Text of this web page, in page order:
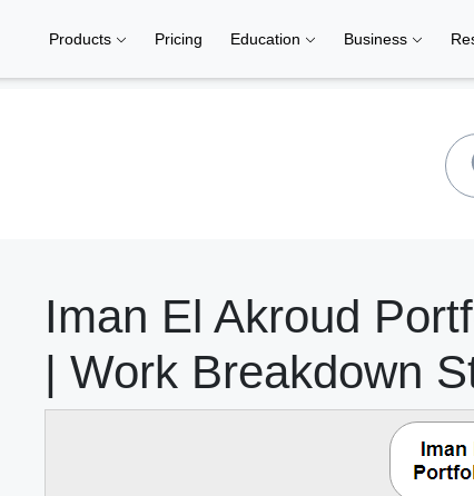
Products Pricing Education Business
Iman El Akroud
| Work Breakdown